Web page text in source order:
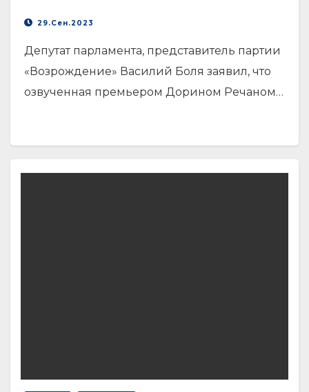
29.Сен.2023
Депутат парламента, представитель партии
«Возрождение» Василий Боля заявил, что
озвученная премьером Дорином Речаном…